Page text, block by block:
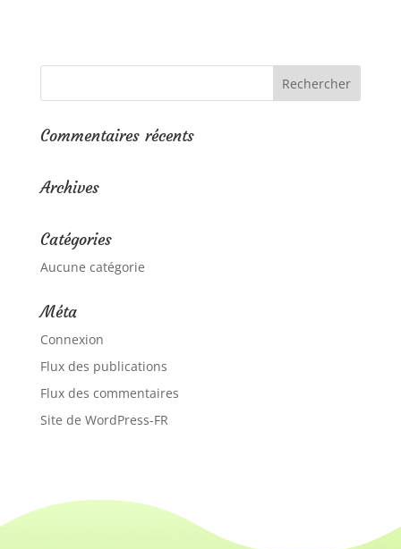
Commentaires récents
Archives
Catégories
Aucune catégorie
Méta
Connexion
Flux des publications
Flux des commentaires
Site de WordPress-FR